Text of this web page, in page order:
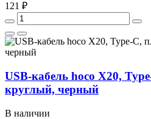
121 ₽
USB-кабель hoco X20,
круглый, черный
В наличии